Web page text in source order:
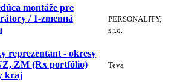
montáže pre
/ 1-zmenná
PERSONALITY,
s.r.o.
reprezentant - okresy
ZM (Rx portfólio)
kraj
Teva